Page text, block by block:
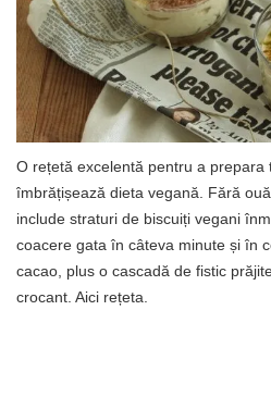
O rețetă excelentă pentru a
îmbrățișează dieta vegană. Fără
include straturi de biscuiți vegani
coacere gata în câteva minute și în
cacao, plus o cascadă de fistic
crocant. Aici rețeta.